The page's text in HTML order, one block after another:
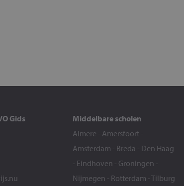
Gids
Middelbare scholen
Almere - Amersfoort -
Amsterdam - Breda - Den Haag
- Eindhoven - Groningen -
Nijmegen - Rotterdam -Tilburg